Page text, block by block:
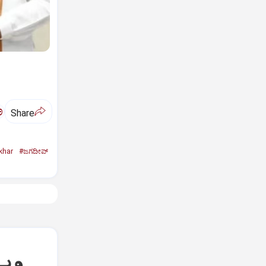
Share
#ಜಗದೀಪ್‌